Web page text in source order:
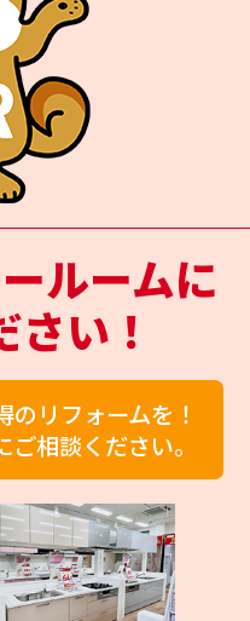
ルームに
い！
リフォームを！
相談ください。